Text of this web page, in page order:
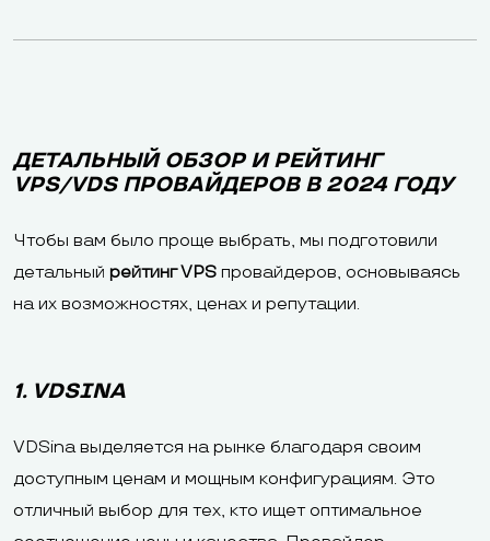
ДЕТАЛЬНЫЙ ОБЗОР И РЕЙТИНГ
VPS/VDS ПРОВАЙДЕРОВ В 2024 ГОДУ
Чтобы вам было проще выбрать, мы подготовили
детальный рейтинг VPS провайдеров, основываясь
на их возможностях, ценах и репутации.
1. VDSINA
VDSina выделяется на рынке благодаря своим
доступным ценам и мощным конфигурациям. Это
отличный выбор для тех, кто ищет оптимальное